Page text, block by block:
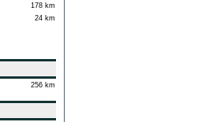
178 km
24 km
256 km